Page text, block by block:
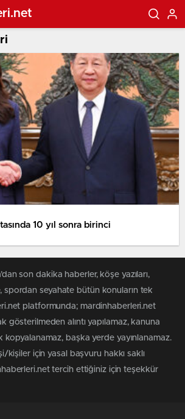
10 yıl sonra birinci
son dakika haberler, köşe yazıları,
spordan seyahate bütün konuların tek
platformunda; mardinhaberleri.net
gösterilmeden alıntı yapılamaz, kanuna
kopyalanamaz, başka yerde yayınlanamaz.
kişiler için yasal başvuru hakkı saklı
tercih ettiğiniz için teşekkür